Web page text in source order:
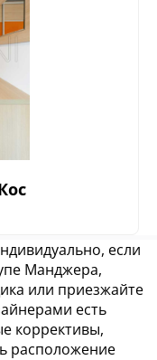
если
Манджера,
или приезжайте
есть
коррективы,
расположение